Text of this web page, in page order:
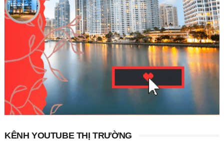
KÊNH YOUTUBE THỊ TRƯỜNG